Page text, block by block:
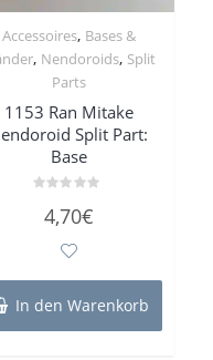
Accessoires, Bases &
, Nendoroids, Split
Parts
1153 Ran Mitake
Split Part:
Base
mit4,70€
In den Warenkorb